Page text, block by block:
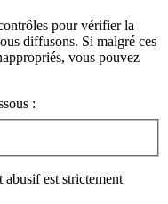
pour vérifier la
diffusons. Si malgré ces
vous pouvez
:
abusif est strictement